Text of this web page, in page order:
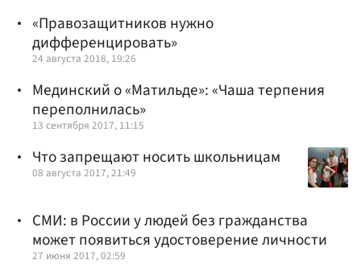
«Правозащитников нужно
дифференцировать»
24 августа 2018, 19:26
Мединский о «Матильде»: «Чаша терпения
переполнилась»
13 сентября 2017, 11:15
Что запрещают носить школьницам
08 августа 2017, 21:49
СМИ: в России у людей без гражданства
может появиться удостоверение личности
27 июня 2017, 02:59